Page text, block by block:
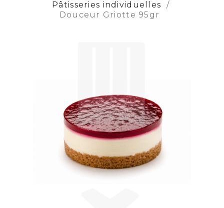
Pâtisseries individuelles
Douceur Griotte 95gr